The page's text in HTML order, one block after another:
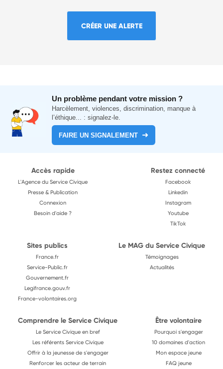
CRÉER UNE ALERTE
Un problème pendant votre mission ?
Harcèlement, violences, discrimination, manque à
l’éthique... : signalez-le.
FAIRE UN SIGNALEMENT
Accès rapide
L'Agence du Service Civique
Presse & Publication
Connexion
Besoin d'aide ?
Restez connecté
Facebook
Linkedin
Instagram
Youtube
TikTok
Sites publics
France.fr
Service-Public.fr
Gouvernement.fr
Legifrance.gouv.fr
France-volontaires.org
Le MAG du Service Civique
Témoignages
Actualités
Comprendre le Service Civique
Le Service Civique en bref
Les référents Service Civique
Offrir à la jeunesse de s'engager
Renforcer les acteur de terrain
Être volontaire
Pourquoi s'engager
10 domaines d'action
Mon espace jeune
FAQ jeune